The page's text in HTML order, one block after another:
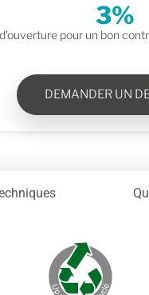
d'ouverture pour un bon
3%
DEMANDER UN